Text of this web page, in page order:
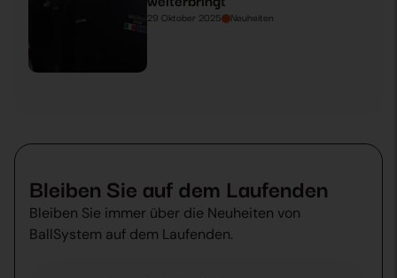
29 Oktober 2025 Neuheiten
Bleiben Sie auf dem Laufenden
Bleiben Sie immer über die Neuheiten von
BallSystem auf dem Laufenden.